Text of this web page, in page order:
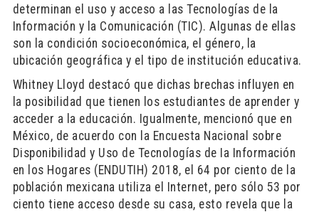
determinan el uso y acceso a las Tecnologías de la
Información y la Comunicación (TIC). Algunas de ellas
son la condición socioeconómica, el género, la
ubicación geográfica y el tipo de institución educativa.
Whitney Lloyd destacó que dichas brechas influyen en
la posibilidad que tienen los estudiantes de aprender y
acceder a la educación. Igualmente, mencionó que en
México, de acuerdo con la Encuesta Nacional sobre
Disponibilidad y Uso de Tecnologías de Ia Información
en los Hogares (ENDUTIH) 2018, el 64 por ciento de la
población mexicana utiliza el Internet, pero sólo 53 por
ciento tiene acceso desde su casa, esto revela que la